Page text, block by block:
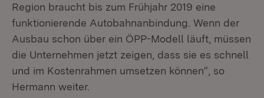
Region braucht bis zum Frühjahr 2019 eine
funktionierende Autobahnanbindung. Wenn der
Ausbau schon über ein ÖPP-Modell läuft, müssen
die Unternehmen jetzt zeigen, dass sie es schnell
und im Kostenrahmen umsetzen können“, so
Hermann weiter.